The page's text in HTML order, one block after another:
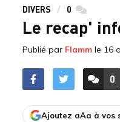
DIVERS 0
Le recap'
Publié par Flamm le 16
0
Ajoutez aAa à vos